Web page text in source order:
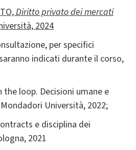
Diritto privato dei mercati
2024
per specifici
indicati durante il corso,
the loop. Decisioni umane e
Università, 2022;
e disciplina dei
2021